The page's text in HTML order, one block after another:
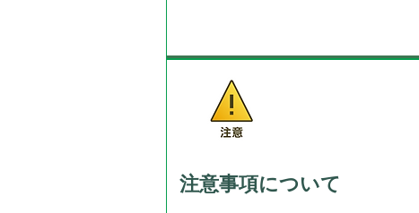
注意事項について